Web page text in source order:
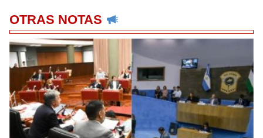
OTRAS NOTAS